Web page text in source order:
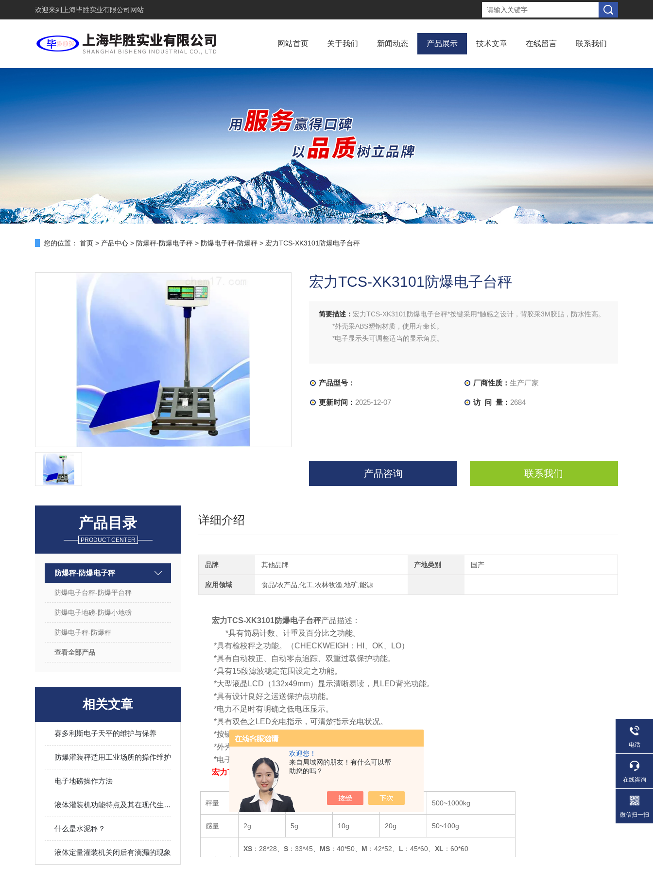
欢迎您！
来自局域网的朋友！有什么可以帮
助您的吗？
欢迎来到 上海毕胜实业有限公司网站
网站首页 关于我们 新闻动态 产品展示 技术文章 在线留言 联系我们
您的位置： 首页 > 产品中心 > 防爆秤-防爆电子秤 > 防爆电子秤-防爆秤 > 宏力TCS-XK3101防爆电子台秤
宏力TCS-XK3101防爆电子台秤
简要描述： 宏力TCS-XK3101防爆电子台秤*按键采用*触感之设计，背胶采3M胶贴，防水性高。
*外壳采ABS塑钢材质，使用寿命长。
*电子显示头可调整适当的显示角度。
产品型号： 厂商性质： 生产厂家
更新时间： 2025-12-07 访 问 量： 2684
产品咨询 联系我们
产品目录
PRODUCT CENTER
防爆秤-防爆电子秤
防爆电子台秤-防爆平台秤
防爆电子地磅-防爆小地磅
防爆电子秤-防爆秤
查看全部产品
相关文章
赛多利斯电子天平的维护与保养
防爆灌装秤适用工业场所的操作维护
电子地磅操作方法
液体灌装机功能特点及其在现代生产线上的重要性
什么是水泥秤？
液体定量灌装机关闭后有滴漏的现象
详细介绍
品牌 其他品牌 产地类别 国产
应用领域 食品/农产品,化工,农林牧渔,地矿,能源
宏力TCS-XK3101防爆电子台秤产品描述：
*具有简易计数、计重及百分比之功能。
*具有检校秤之功能。（CHECKWEIGH：HI、OK、LO）
*具有自动校正、自动零点追踪、双重过载保护功能。
*具有15段滤波稳定范围设定之功能。
*大型液晶LCD（132x49mm）显示清晰易读，具LED背光功能。
*具有设计良好之运送保护点功能。
*电力不足时有明确之低电压显示。
*具有双色之LED充电指示，可清楚指示充电状况。
*按键采用*触感之设计，背胶采3M胶贴，防水性高。
*外壳采ABS塑钢材质，使用寿命长。
*电子显示头可调整适当的显示角度。
宏力TCS-XK3101防爆电子台秤规格表：
秤量 30kg 75kg 150kg 300kg 500~1000kg
感量 2g 5g 10g 20g 50~100g
XS ：28*28、S ：33*45、 MS ：40*50、 M ：42*52、 L ：45*60、XL ：60*60
电话
在线咨询
微信扫一扫